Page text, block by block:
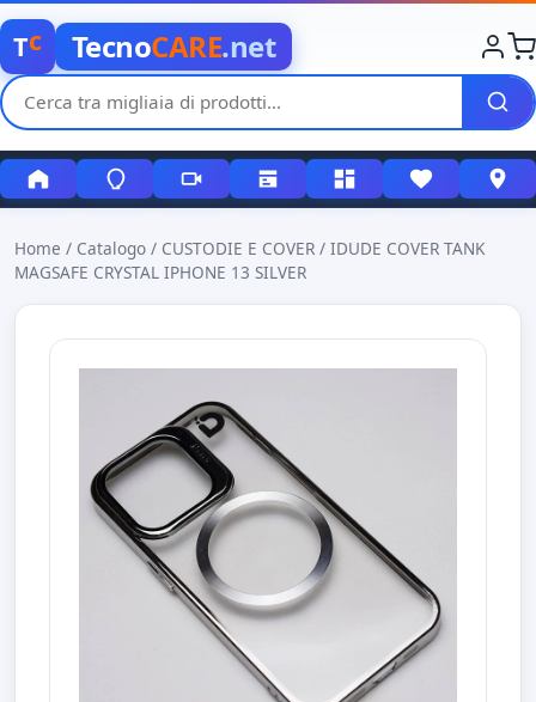
Tc TecnoCARE.net
Home / Catalogo / CUSTODIE E COVER / IDUDE COVER TANK
MAGSAFE CRYSTAL IPHONE 13 SILVER